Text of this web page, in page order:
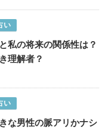
い
私の将来の関係性は？
理解者？
い
な男性の脈アリかナシ